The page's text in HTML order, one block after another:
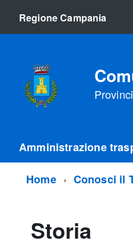
Regione Campania
Amministrazione
Home Conosci il
Storia